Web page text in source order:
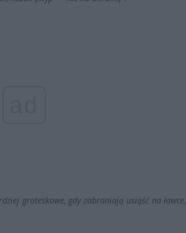
groteskowe, gdy zabraniają usiąść na ławce,